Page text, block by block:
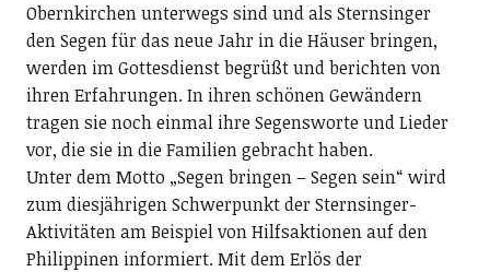
Obernkirchen unterwegs sind und als Sternsinger
den Segen für das neue Jahr in die Häuser bringen,
werden im Gottesdienst begrüßt und berichten von
ihren Erfahrungen. In ihren schönen Gewändern
tragen sie noch einmal ihre Segensworte und Lieder
vor, die sie in die Familien gebracht haben.
Unter dem Motto „Segen bringen – Segen sein“ wird
zum diesjährigen Schwerpunkt der Sternsinger-
Aktivitäten am Beispiel von Hilfsaktionen auf den
Philippinen informiert. Mit dem Erlös der